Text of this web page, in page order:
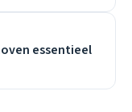
essentieel